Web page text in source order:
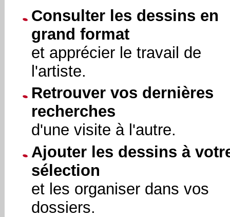
Consulter les dessins en
grand format
et apprécier le travail de
l'artiste.
Retrouver vos dernières
recherches
d'une visite à l'autre.
Ajouter les dessins à
sélection
et les organiser dans vos
dossiers.